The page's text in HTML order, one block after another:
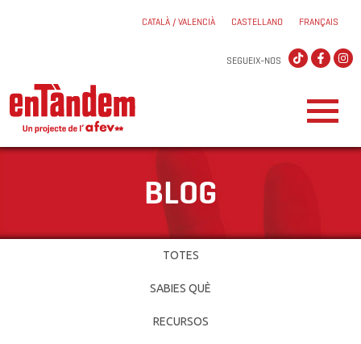
CATALÀ / VALENCIÀ CASTELLANO FRANÇAIS
SEGUEIX-NOS
BLOG
TOTES
SABIES QUÈ
RECURSOS